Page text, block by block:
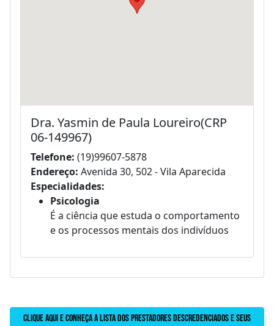
Dra. Yasmin de Paula Loureiro(CRP
06-149967)
Telefone: (19)99607-5878
Endereço: Avenida 30, 502 - Vila Aparecida
Especialidades:
Psicologia
É a ciência que estuda o comportamento
e os processos mentais dos indivíduos
Clique aqui e conheça a lista dos prestadores descredenciados e seus